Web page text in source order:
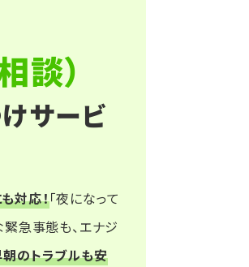
談）
サービ
対応！「夜になって
緊急事態も、エナジ
朝のトラブルも安